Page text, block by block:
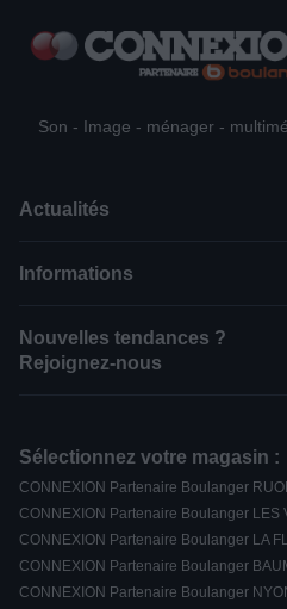
Son - Image - ménager -
Actualités
Informations
Nouvelles tendances ?
Rejoignez-nous
Sélectionnez votre magasin :
CONNEXION Partenaire Boulanger
CONNEXION Partenaire Boulanger LES
CONNEXION Partenaire Boulanger LA
CONNEXION Partenaire Boulanger
CONNEXION Partenaire Boulanger